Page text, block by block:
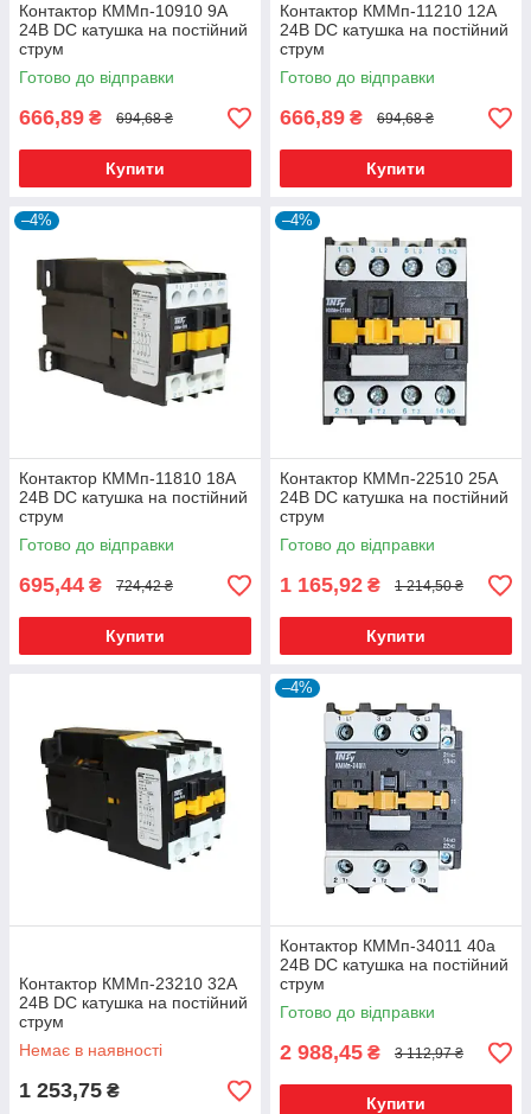
Контактор КММп-10910 9А
24В DC катушка на постійний
струм
Готово до відправки
666,89 ₴ 694,68 ₴
Купити
Контактор КММп-11210 12А
24В DC катушка на постійний
струм
Готово до відправки
666,89 ₴ 694,68 ₴
Купити
–4%
Контактор КММп-11810 18А
24В DC катушка на постійний
струм
Готово до відправки
695,44 ₴ 724,42 ₴
Купити
–4%
Контактор КММп-22510 25А
24В DC катушка на постійний
струм
Готово до відправки
1 165,92 ₴ 1 214,50 ₴
Купити
Контактор КММп-23210 32А
24В DC катушка на постійний
струм
Немає в наявності
1 253,75 ₴
–4%
Контактор КММп-34011 40а
24В DC катушка на постійний
струм
Готово до відправки
2 988,45 ₴ 3 112,97 ₴
Купити